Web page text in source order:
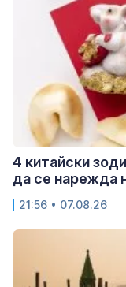
4 китайски
да се нарежда
21:56 • 07.08.26